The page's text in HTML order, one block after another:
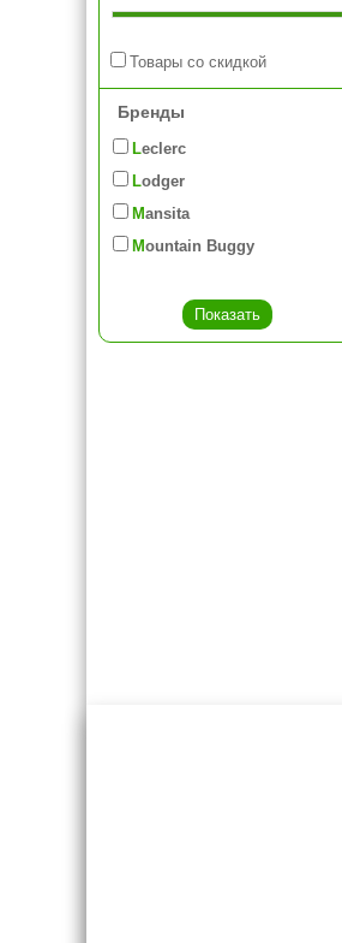
Товары со скидкой
Бренды
Leclerc
Lodger
Mansita
Mountain Buggy